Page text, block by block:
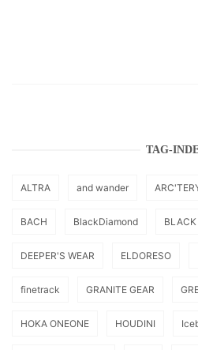
TAG-
ALTRA and wander
BACH BlackDiamond
DEEPER'S WEAR ELDORESO
finetrack GRANITE GEAR
HOKA ONEONE HOUDINI